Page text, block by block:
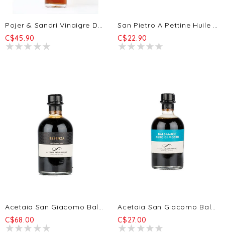
C$45.90
C$22.90
Acetaia San Giacomo Balsamique Essenza BIO - 8a 250ml
C$68.00
Acetaia San Giacomo Balsamique Agro Di Mosto BIO - 2a 250ml
C$27.00